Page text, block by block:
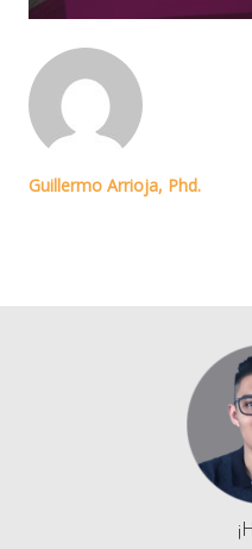
Guillermo Arrioja, Phd.